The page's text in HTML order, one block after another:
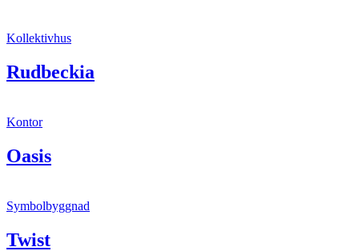
Kollektivhus
Rudbeckia
Kontor
Oasis
Symbolbyggnad
Twist